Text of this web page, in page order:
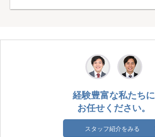
経験豊富な私たちに
お任せください。
スタッフ紹介をみる